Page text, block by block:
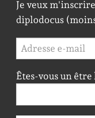
Je veux
diplodocus
Êtes-vous un